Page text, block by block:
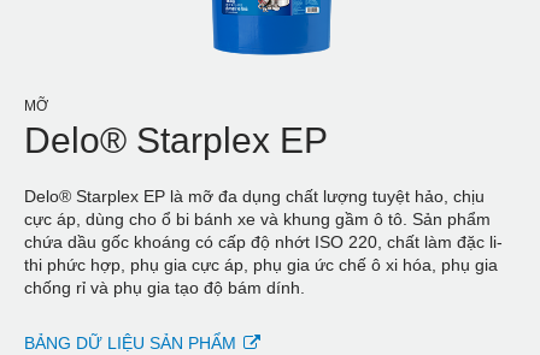
MỠ
Delo® Starplex EP
Delo® Starplex EP là mỡ đa dụng chất lượng tuyệt hảo, chịu
cực áp, dùng cho ổ bi bánh xe và khung gầm ô tô. Sản phẩm
chứa dầu gốc khoáng có cấp độ nhớt ISO 220, chất làm đặc li-
thi phức hợp, phụ gia cực áp, phụ gia ức chế ô xi hóa, phụ gia
chống rỉ và phụ gia tạo độ bám dính.
BẢNG DỮ LIỆU SẢN PHẨM